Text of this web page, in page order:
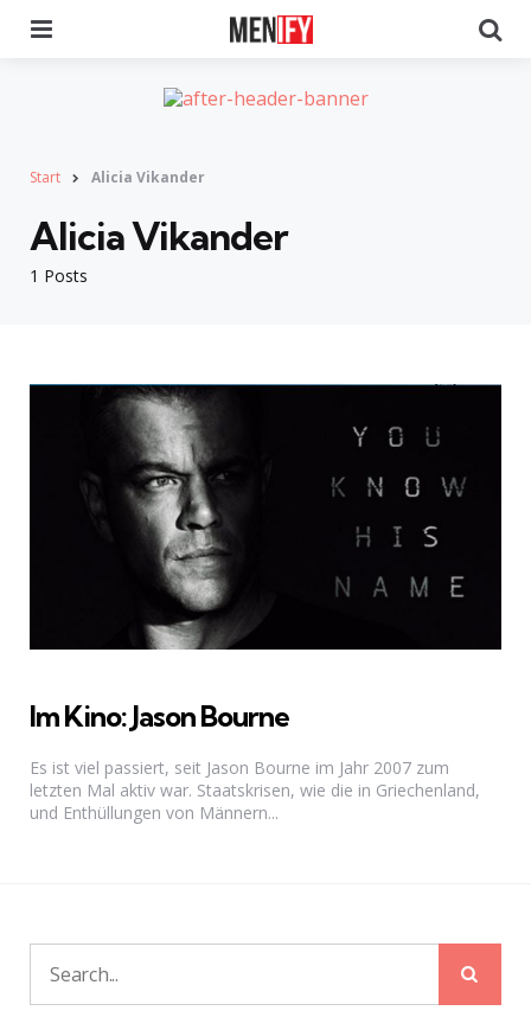
Start Alicia Vikander
1 Posts
Alicia Vikander
Im Kino: Jason Bourne
Es ist viel passiert, seit Jason Bourne im Jahr 2007 zum
letzten Mal aktiv war. Staatskrisen, wie die in Griechenland,
und Enthüllungen von Männern...
Search
for: